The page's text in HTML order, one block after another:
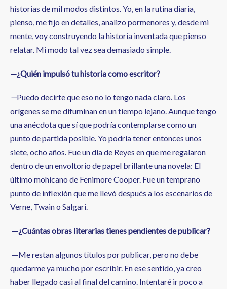
historias de mil modos distintos. Yo, en la rutina diaria,
pienso, me fijo en detalles, analizo pormenores y, desde mi
mente, voy construyendo la historia inventada que pienso
relatar. Mi modo tal vez sea demasiado simple.
—¿Quién impulsó tu historia como escritor?
—Puedo decirte que eso no lo tengo nada claro. Los
orígenes se me difuminan en un tiempo lejano. Aunque tengo
una anécdota que sí que podría contemplarse como un
punto de partida posible. Yo podría tener entonces unos
siete, ocho años. Fue un día de Reyes en que me regalaron
dentro de un envoltorio de papel brillante una novela: El
último mohicano de Fenimore Cooper. Fue un temprano
punto de inflexión que me llevó después a los escenarios de
Verne, Twain o Salgari.
—¿Cuántas obras literarias tienes pendientes de publicar?
—Me restan algunos títulos por publicar, pero no debe
quedarme ya mucho por escribir. En ese sentido, ya creo
haber llegado casi al final del camino. Intentaré ir poco a